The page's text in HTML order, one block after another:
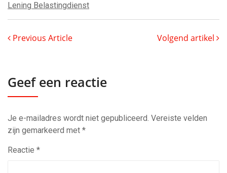
Lening Belastingdienst
Previous Article Volgend artikel
Geef een reactie
Je e-mailadres wordt niet gepubliceerd. Vereiste velden
zijn gemarkeerd met *
Reactie *